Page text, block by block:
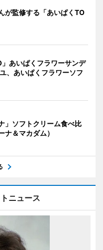
が監修する「あいぱくTO
」あいぱくフラワーサンデ
、あいぱくフラワーソフ
」ソフトクリーム食べ比
ナ＆マカダム）
ニュース